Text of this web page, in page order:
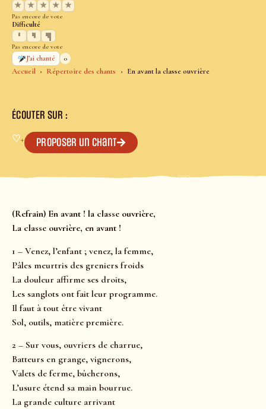
Accueil Répertoire des chants En avant la classe ouvrière
★
★ ★ ★ ★
Pas encore de vote
Difficulté
Pas encore de vote
J’ai chanté
0
ÉCOUTER SUR :
♡+ Proposer un chant
(Refrain) En avant ! la classe ouvrière,
La classe ouvrière, en avant !
1 – Venez, l’enfant ; venez, la femme,
Pâles meurtris des greniers froids
La douleur affirme ses droits,
Les sanglots ont fait leur programme.
Il faut à tout être vivant
Sol, outils, matière première.
2 – Sur vous, ouvriers de charrue,
Batteurs en grange, vignerons,
Valets de ferme, bûcherons,
L’usure étend sa main bourrue.
La grande culture arrivant